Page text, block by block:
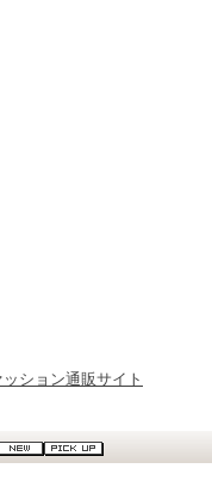
ション通販サイト